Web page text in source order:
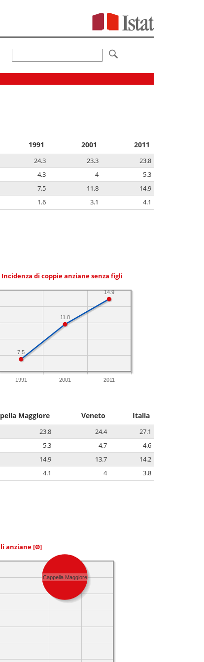
1991 2001 2011
24.3 23.3
23.8
4.3 4
5.3
7.5 11.8
14.9
1.6 3.1 4.1
Incidenza di coppie anziane senza figli
1991 2001 2011
14.9
11.8
7.5
Maggiore Veneto Italia
23.8 24.4
27.1
5.3 4.7
4.6
14.9 13.7
14.2
4.1 4 3.8
anziane [Ø]
Cappella Maggiore